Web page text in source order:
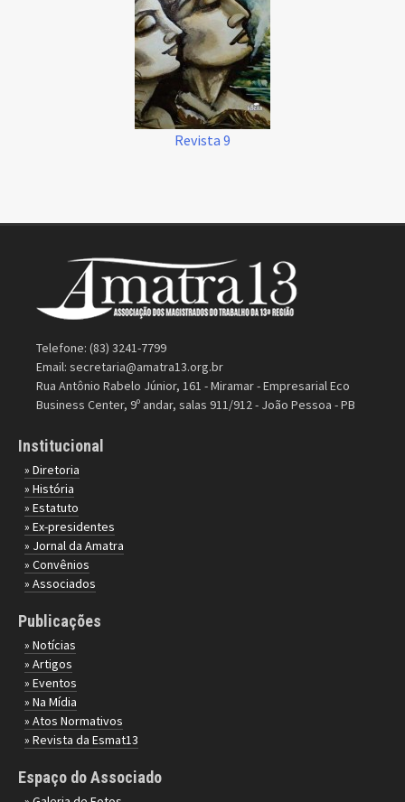
Revista 9
Telefone: (83) 3241-7799
Email: secretaria@amatra13.org.br
Rua Antônio Rabelo Júnior, 161 - Miramar - Empresarial Eco
Business Center, 9º andar, salas 911/912 - João Pessoa - PB
Institucional
» Diretoria
» História
» Estatuto
» Ex-presidentes
» Jornal da Amatra
» Convênios
» Associados
Publicações
» Notícias
» Artigos
» Eventos
» Na Mídia
» Atos Normativos
» Revista da Esmat13
Espaço do Associado